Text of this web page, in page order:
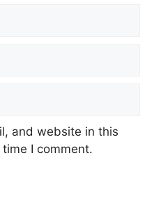
and website in this
I comment.